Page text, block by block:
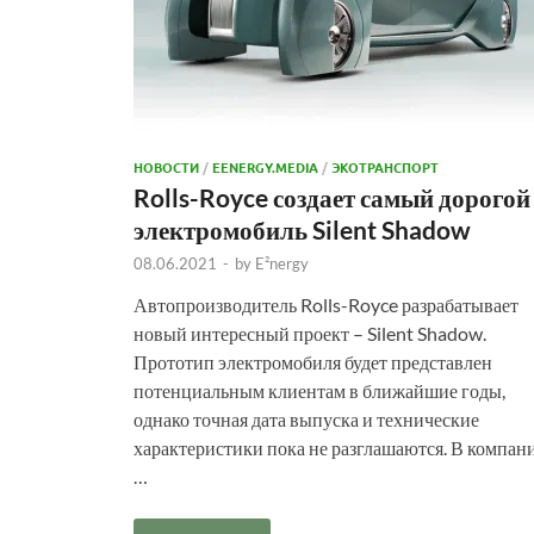
НОВОСТИ /EENERGY.MEDIA /ЭКОТРАНСПОРТ
Rolls-Royce создает самый дорогой
электромобиль Silent Shadow
08.06.2021 - by E²nergy
Автопроизводитель Rolls-Royce разрабатывает
новый интересный проект – Silent Shadow.
Прототип электромобиля будет представлен
потенциальным клиентам в ближайшие годы,
однако точная дата выпуска и технические
характеристики пока не разглашаются. В